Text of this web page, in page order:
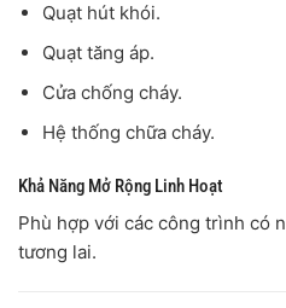
Quạt hút khói.
Quạt tăng áp.
Cửa chống cháy.
Hệ thống chữa cháy.
Khả Năng Mở Rộng Linh Hoạt
Phù hợp với các công trình có
tương lai.